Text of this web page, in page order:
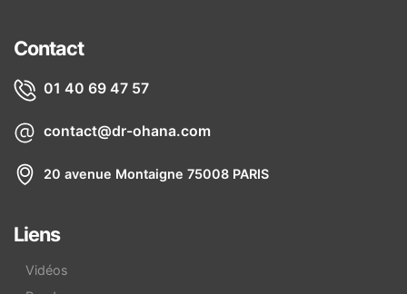
Contact
01 40 69 47 57
contact@dr-ohana.com
20 avenue Montaigne 75008 PARIS
Liens
Vidéos